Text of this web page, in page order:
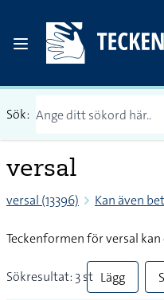
Sök:
versal
versal (13396) Kan även
Teckenformen för versal kan
Sökresultat: 3 st Lägg